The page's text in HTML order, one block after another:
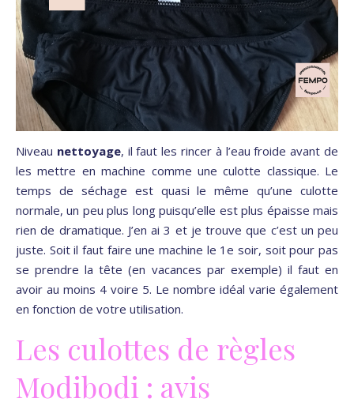
Niveau nettoyage, il faut les rincer à l’eau froide avant de
les mettre en machine comme une culotte classique. Le
temps de séchage est quasi le même qu’une culotte
normale, un peu plus long puisqu’elle est plus épaisse mais
rien de dramatique. J’en ai 3 et je trouve que c’est un peu
juste. Soit il faut faire une machine le 1e soir, soit pour pas
se prendre la tête (en vacances par exemple) il faut en
avoir au moins 4 voire 5. Le nombre idéal varie également
en fonction de votre utilisation.
Les culottes de règles
Modibodi : avis